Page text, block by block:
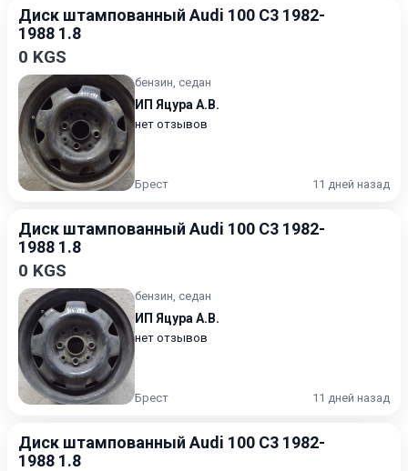
Диск штампованный Audi 100 C3 1982-
1988 1.8
0 KGS
бензин, седан
ИП Яцура А.В.
нет отзывов
Брест 11 дней назад
Диск штампованный Audi 100 C3 1982-
1988 1.8
0 KGS
бензин, седан
ИП Яцура А.В.
нет отзывов
Брест 11 дней назад
Диск штампованный Audi 100 C3 1982-
1988 1.8